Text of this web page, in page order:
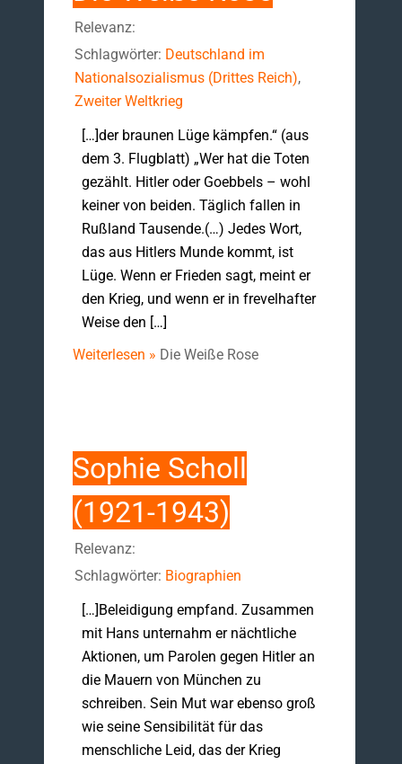
Relevanz:
Schlagwörter: Deutschland im
Nationalsozialismus (Drittes Reich),
Zweiter Weltkrieg
[…]der braunen Lüge kämpfen.“ (aus
dem 3. Flugblatt) „Wer hat die Toten
gezählt. Hitler oder Goebbels – wohl
keiner von beiden. Täglich fallen in
Rußland Tausende.(…) Jedes Wort,
das aus Hitlers Munde kommt, ist
Lüge. Wenn er Frieden sagt, meint er
den Krieg, und wenn er in frevelhafter
Weise den […]
Weiterlesen » Die Weiße Rose
Sophie Scholl
(1921-1943)
Relevanz:
Schlagwörter: Biographien
[…]Beleidigung empfand. Zusammen
mit Hans unternahm er nächtliche
Aktionen, um Parolen gegen Hitler an
die Mauern von München zu
schreiben. Sein Mut war ebenso groß
wie seine Sensibilität für das
menschliche Leid, das der Krieg